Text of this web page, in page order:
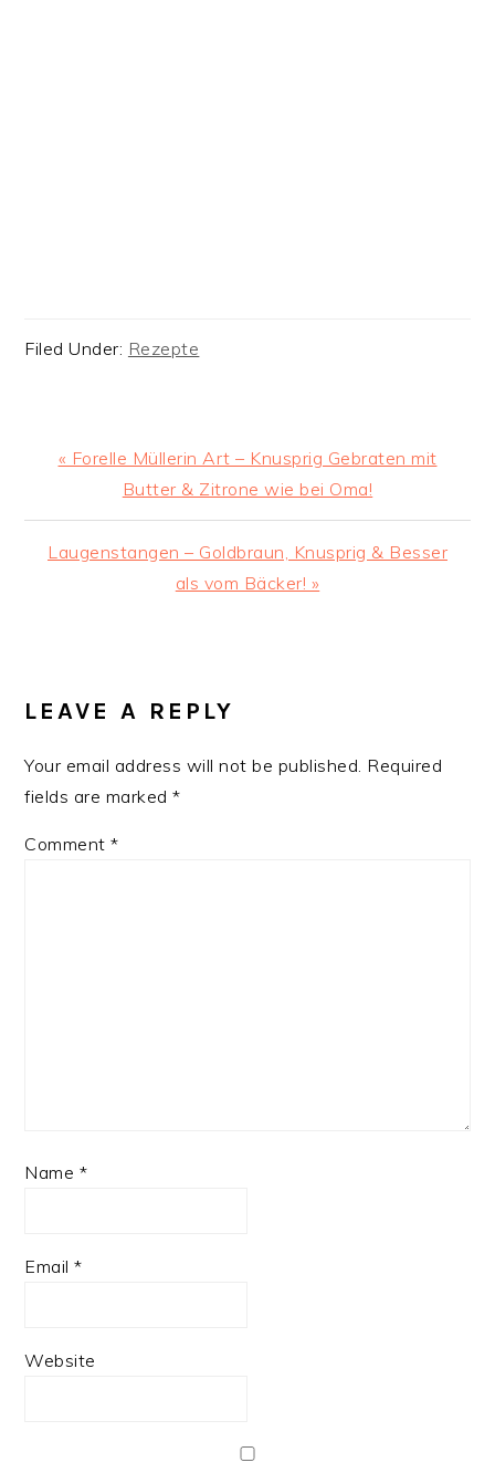
Filed Under: Rezepte
Previous
« Forelle Müllerin Art – Knusprig Gebraten mit
Butter & Zitrone wie bei Oma!
Next
Laugenstangen – Goldbraun, Knusprig & Besser
als vom Bäcker! »
INTERACTIONS
LEAVE A REPLY
Your email address will not be published. Required
fields are marked*
Comment*
Name *
Email*
Website